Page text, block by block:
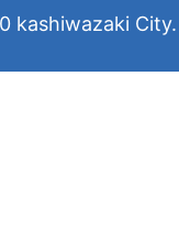
kashiwazaki